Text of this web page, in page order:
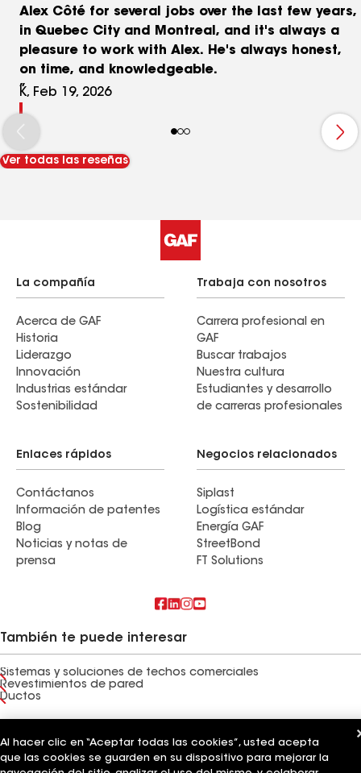
Alex Côté for several jobs over the last few years,
in Quebec City and Montreal, and it's always a
pleasure to work with Alex. He's always honest,
on time, and knowledgeable.
K, Feb 19, 2026
Ver todas las reseñas
La compañía
Acerca de GAF
Historia
Liderazgo
Innovación
Industrias estándar
Sostenibilidad
Trabaja con nosotros
Carrera profesional en
GAF
Buscar trabajos
Nuestra cultura
Estudiantes y desarrollo
de carreras profesionales
Enlaces rápidos
Contáctanos
Información de patentes
Blog
Noticias y notas de
prensa
Negocios relacionados
Siplast
Logística estándar
Energía GAF
StreetBond
FT Solutions
También te puede interesar
Sistemas y soluciones de techos comerciales
Revestimientos de pared
Ductos
Aviso para los solicitantes Código de conducta para proveedores
Tus opciones de privacidad
Configuración de cookies
Al hacer clic en “Aceptar todas las cookies”, usted acepta
que las cookies se guarden en su dispositivo para mejorar la